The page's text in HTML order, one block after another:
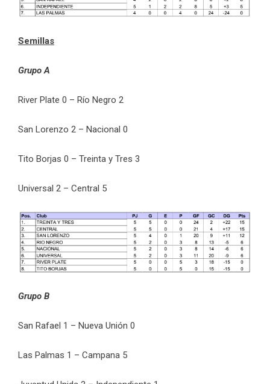
Semillas
Grupo A
River Plate 0 – Río Negro 2
San Lorenzo 2 – Nacional 0
Tito Borjas 0 – Treinta y Tres 3
Universal 2 – Central 5
Grupo B
San Rafael 1 – Nueva Unión 0
Las Palmas 1 – Campana 5